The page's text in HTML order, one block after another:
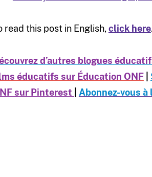
read this post in English,click here.
d’autres blogues
éducatifs sur Éducation ONF|
sur Pinterest
Abonnez-vous